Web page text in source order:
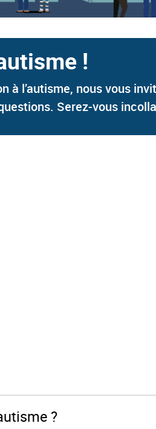
!
à l’autisme, nous vous
Serez-vous
?